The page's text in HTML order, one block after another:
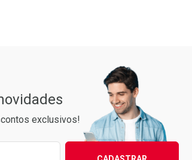
exclusivos!
para receber as